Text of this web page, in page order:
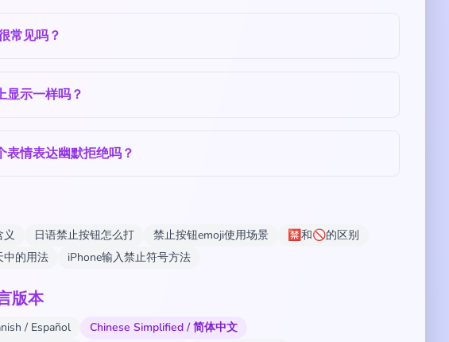
常见吗？
显示一样吗？
表情表达幽默拒绝吗？
义 日语禁止按钮怎么打 禁止按钮emoji使用场景
🈲和🚫的区别
中的用法
iPhone输入禁止符号方法
版本
/ Español Chinese Simplified / 简体中文